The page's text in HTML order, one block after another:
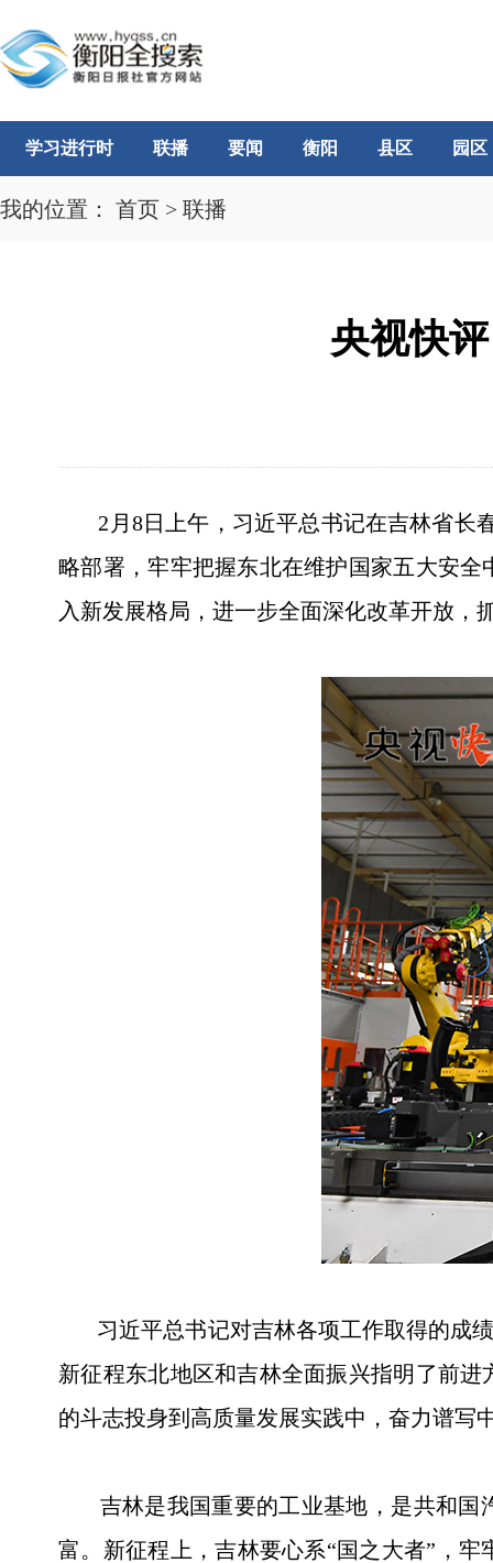
学习进行时 联播 要闻 衡阳 县区 园区
我的位置： 首页 > 联播
央视快
2月8日上午，习近平总书记在吉林省长
略部署，牢牢把握东北在维护国家五大安
入新发展格局，进一步全面深化改革开放，
习近平总书记对吉林各项工作取得的成绩
新征程东北地区和吉林全面振兴指明了前
的斗志投身到高质量发展实践中，奋力谱写
吉林是我国重要的工业基地，是共和国
富。新征程上，吉林要心系“国之大者”，